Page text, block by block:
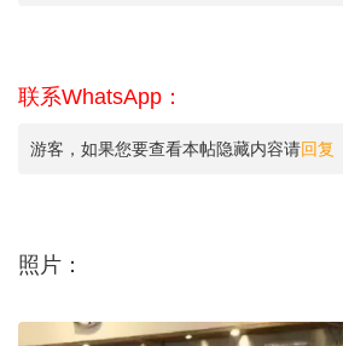
联系WhatsApp：
游客，如果您要查看本帖隐藏内容请回复
照片：